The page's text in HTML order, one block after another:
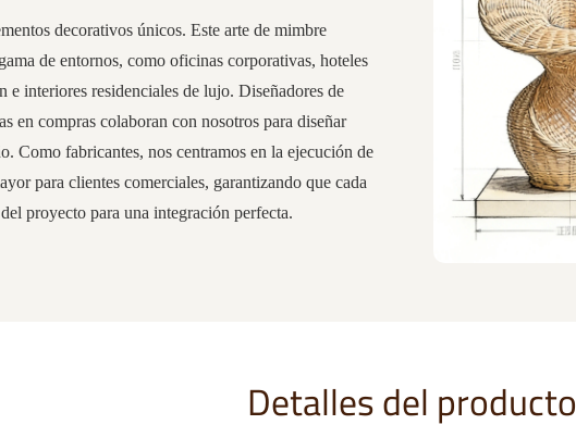
decorativos únicos. Este arte de mimbre
de entornos, como oficinas corporativas, hoteles
e interiores residenciales de lujo. Diseñadores de
en compras colaboran con nosotros para diseñar
Como fabricantes, nos centramos en la ejecución de
para clientes comerciales, garantizando que cada
proyecto para una integración perfecta.
Detalles del producto